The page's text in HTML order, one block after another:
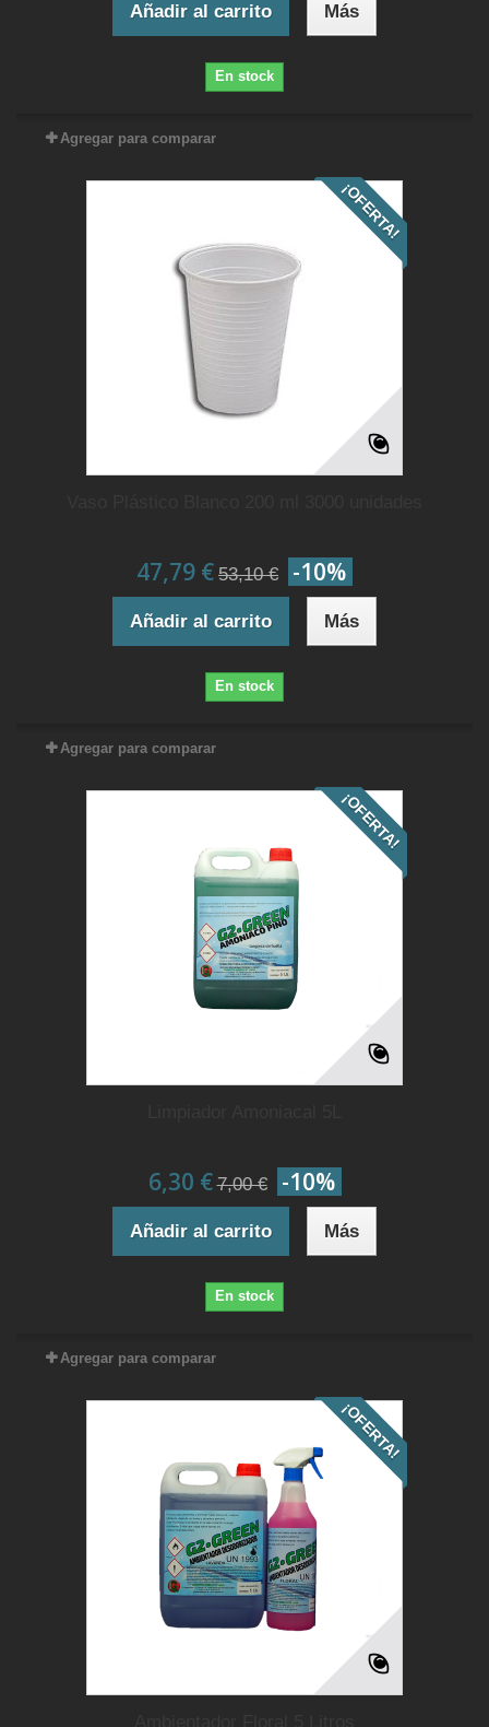
Añadir al carrito Más
En stock
Agregar para comparar
¡OFERTA!
47,79 € 53,10 € -10%
Añadir al carrito Más
En stock
Agregar para comparar
¡OFERTA!
6,30 € 7,00 € -10%
Añadir al carrito Más
En stock
Agregar para comparar
¡OFERTA!